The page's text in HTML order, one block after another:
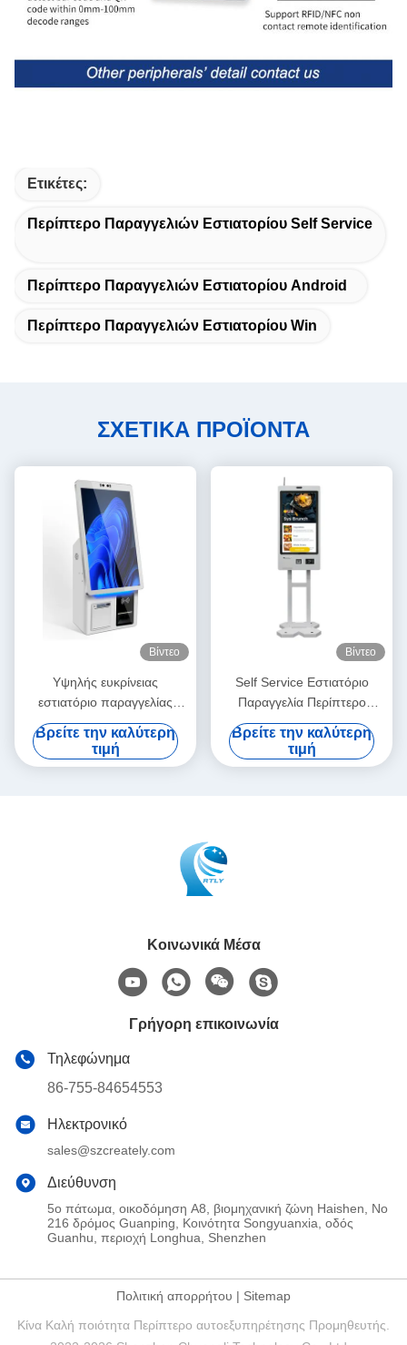
Ετικέτες:
Περίπτερο Παραγγελιών Εστιατορίου Self Service
Περίπτερο Παραγγελιών Εστιατορίου Android
Περίπτερο Παραγγελιών Εστιατορίου Win
ΣΧΕΤΙΚΑ ΠΡΟΪΟΝΤΑ
Βίντεο
Υψηλής ευκρίνειας
εστιατόριο παραγγελίας
Κιόσκι εσωτερική λύση με
ανάλυση 1920 * 1080P
Βρείτε την καλύτερη
τιμή
Βίντεο
Self Service Εστιατόριο
Παραγγελία Περίπτερο
Μηχάνημα Πληρωμής
Σαρωτής γραμμωτού κώδικα
Βρείτε την καλύτερη
τιμή
Κοινωνικά Μέσα
Γρήγορη επικοινωνία
Τηλεφώνημα
86-755-84654553
Ηλεκτρονικό
sales@szcreately.com
Διεύθυνση
5ο πάτωμα, οικοδόμηση A8, βιομηχανική ζώνη Haishen, Νο
216 δρόμος Guanping, Κοινότητα Songyuanxia, οδός
Guanhu, περιοχή Longhua, Shenzhen
Πολιτική απορρήτου | Sitemap
Κίνα Καλή ποιότητα Περίπτερο αυτοεξυπηρέτησης Προμηθευτής.